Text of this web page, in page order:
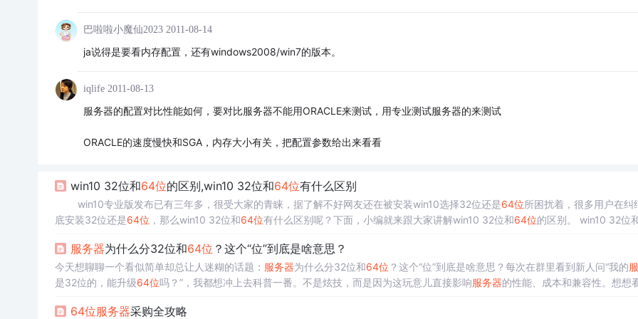
巴啦啦小魔仙2023 2011-08-14
ja说得是要看内存配置，还有windows2008/win7的版本。
iqlife 2011-08-13
服务器的配置对比性能如何，要对比服务器不能用ORACLE来测试，用专业测试服务器的来测试
ORACLE的速度慢快和SGA，内存大小有关，把配置参数给出来看看
win10 32位和64位的区别,win10 32位和64位有什么区别
win10专业版发布已有三年多，很受大家的青睐，据了解不好网友还在被安装win10选择32位还是64位所困扰着，很多用户在纠
底安装32位还是64位 ，那么win10 32位和64位有什么区别呢？下面，小编就来跟大家讲解win10 32位和64位 的区别。 win10 32位
服务器为什么分32位和64位 ？这个“位”到底是啥意思？
今天想聊聊一个看似简单却总让人迷糊的话题： 服务器为什么分32位和64位 ？这个“位”到底是啥意思？每次在群里看到新人问“我的
是32位的，能升级64位吗？”，我都想冲上去科普一番。不是炫技，而是因为这玩意儿直接影响服务器的性能、成本和兼容性。想想
司管服务器，当时老板抠门，买了台32位的老机器。结果装软件时发现数据库支持不了大内存，系统崩溃了好几次。
64位服务器采购全攻略